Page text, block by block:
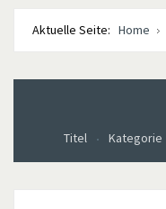
Aktuelle Seite: Home
Titel Kategorie